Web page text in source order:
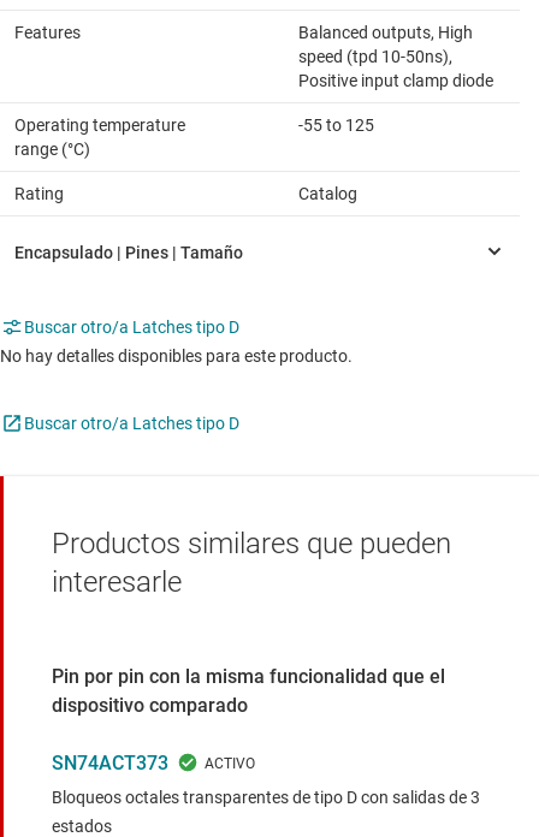
Features
Balanced outputs, High
speed (tpd 10-50ns),
Positive input clamp diode
Operating temperature
range (°C)
-55 to 125
Rating Catalog
Buscar otro/a Latches tipo D
No hay detalles disponibles para este producto.
Buscar otro/a Latches tipo D
Productos similares que pueden
interesarle
Pin por pin con la misma funcionalidad que el
dispositivo comparado
SN74ACT373
Bloqueos octales transparentes de tipo D con salidas de 3
estados